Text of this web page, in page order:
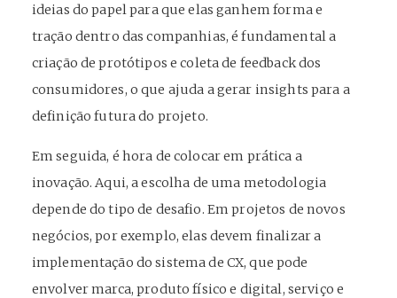
ideias do papel para que elas ganhem forma e
tração dentro das companhias, é fundamental a
criação de protótipos e coleta de feedback dos
consumidores, o que ajuda a gerar insights para a
definição futura do projeto.
Em seguida, é hora de colocar em prática a
inovação. Aqui, a escolha de uma metodologia
depende do tipo de desafio. Em projetos de novos
negócios, por exemplo, elas devem finalizar a
implementação do sistema de CX, que pode
envolver marca, produto físico e digital, serviço e